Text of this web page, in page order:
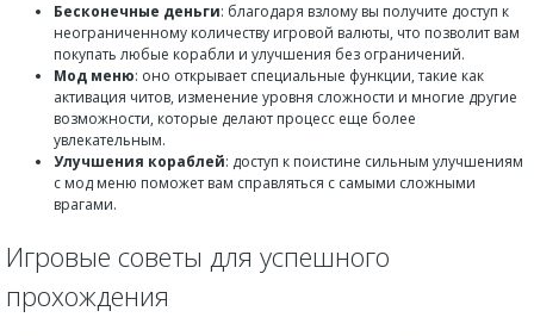
Бесконечные деньги: благодаря взлому вы получите доступ к
неограниченному количеству игровой валюты, что позволит вам
покупать любые корабли и улучшения без ограничений.
Мод меню: оно открывает специальные функции, такие как
активация читов, изменение уровня сложности и многие другие
возможности, которые делают процесс еще более
увлекательным.
Улучшения кораблей: доступ к поистине сильным улучшениям
с мод меню поможет вам справляться с самыми сложными
врагами.
Игровые советы для успешного
прохождения